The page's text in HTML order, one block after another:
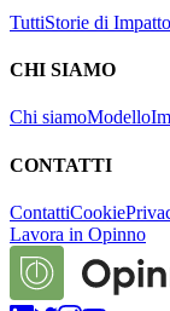
TuttiStorie di Impatto
CHI SIAMO
Chi siamoModello
CONTATTI
ContattiCookie
Lavora in Opinno